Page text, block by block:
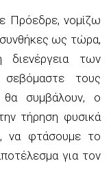
Πρόεδρε, νομίζω
συνθήκες ως τώρα,
των
τους
θα συμβάλουν, ο
τήρηση φυσικά
να φτάσουμε το
για τον